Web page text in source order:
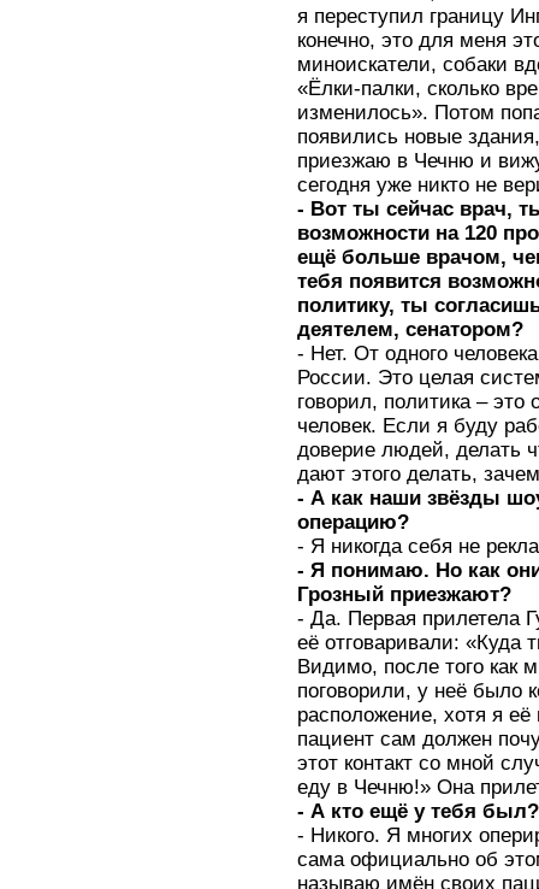
я переступил границу
конечно, это для меня
миноискатели, собаки
«Ёлки-палки, сколько
изменилось». Потом
появились новые
приезжаю в Чечню и
сегодня уже никто не
- Вот ты сейчас врач,
возможности на 120
ещё больше врачом,
тебя появится
политику, ты
деятелем, сенатором?
- Нет. От одного
России. Это целая
говорил, политика – это
человек. Если я буду
доверие людей, делать
дают этого делать,
- А как наши звёзды
операцию?
- Я никогда себя не
- Я понимаю. Но как
Грозный приезжают?
- Да. Первая прилетела
её отговаривали:
Видимо, после того как
поговорили, у неё было
расположение, хотя я
пациент сам должен
этот контакт со мной
еду в Чечню!» Она
- А кто ещё у тебя
- Никого. Я многих
сама официально об
называю имён своих